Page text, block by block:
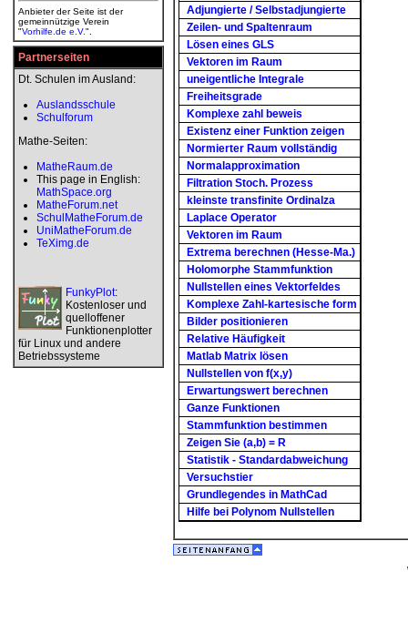
Anbieter der Seite ist der
gemeinnützige Verein
"Vorhilfe.de e.V.".
Partnerseiten
Dt. Schulen im Ausland:
Auslandsschule
Schulforum
Mathe-Seiten:
MatheRaum.de
This page in English:
MathSpace.org
MatheForum.net
SchulMatheForum.de
UniMatheForum.de
TeXimg.de
FunkyPlot:
Kostenloser und
quelloffener
Funktionenplotter
für Linux und andere
Betriebssysteme
Adjungierte / Selbstadjungierte
Zeilen- und Spaltenraum
Lösen eines GLS
Vektoren im Raum
uneigentliche Integrale
Freiheitsgrade
Komplexe zahl beweis
Existenz einer Funktion zeigen
Normierter Raum vollständig
Normalapproximation
Filtration Stoch. Prozess
kleinste transfinite Ordinalza
Laplace Operator
Vektoren im Raum
Extrema berechnen (Hesse-Ma.)
Holomorphe Stammfunktion
Nullstellen eines Vektorfeldes
Komplexe Zahl-kartesische form
Bilder positionieren
Relative Häufigkeit
Matlab Matrix lösen
Nullstellen von f(x,y)
Erwartungswert berechnen
Ganze Funktionen
Stammfunktion bestimmen
Zeigen Sie (a,b) = R
Statistik - Standardabweichung
Versuchstier
Grundlegendes in MathCad
Hilfe bei Polynom Nullstellen